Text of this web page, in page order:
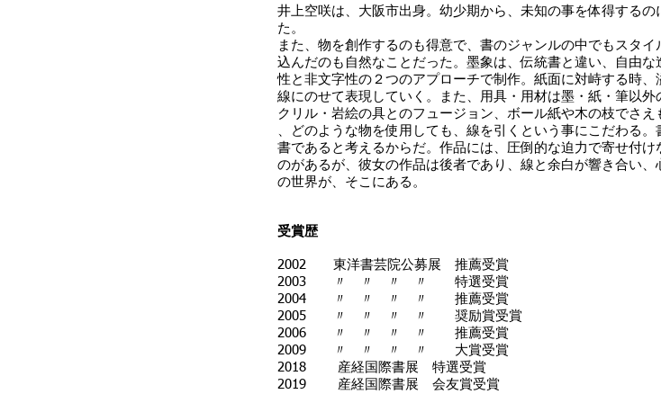
井上空咲は、大阪市出身。幼少期から、未知の事を体得する
た。
また、物を創作するのも得意で、書のジャンルの中でもスタ
込んだのも自然なことだった。墨象は、伝統書と違い、自由
性と非文字性の２つのアプローチで制作。紙面に対峙する時
線にのせて表現していく。また、用具・用材は墨・紙・筆以
クリル・岩絵の具とのフュージョン、ボール紙や木の枝でさ
、どのような物を使用しても、線を引くという事にこだわる
書であると考えるからだ。作品には、圧倒的な迫力で寄せ付
のがあるが、彼女の作品は後者であり、線と余白が響き合い
の世界が、そこにある。
受賞歴
2002 東洋書芸院公募展 推薦受賞
2003 〃 〃 〃 〃 特選受賞
2004 〃 〃 〃 〃 推薦受賞
2005 〃 〃 〃 〃 奨励賞受賞
2006 〃 〃 〃 〃 推薦受賞
2009 〃 〃 〃 〃 大賞受賞
2018 産経国際書展 特選受賞
2019 産経国際書展 会友賞受賞